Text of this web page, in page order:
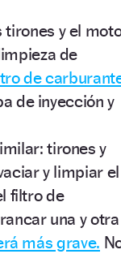
tirones y el
de
de
de inyección y
tirones y
y limpiar el
filtro de
una y otra
más grave.